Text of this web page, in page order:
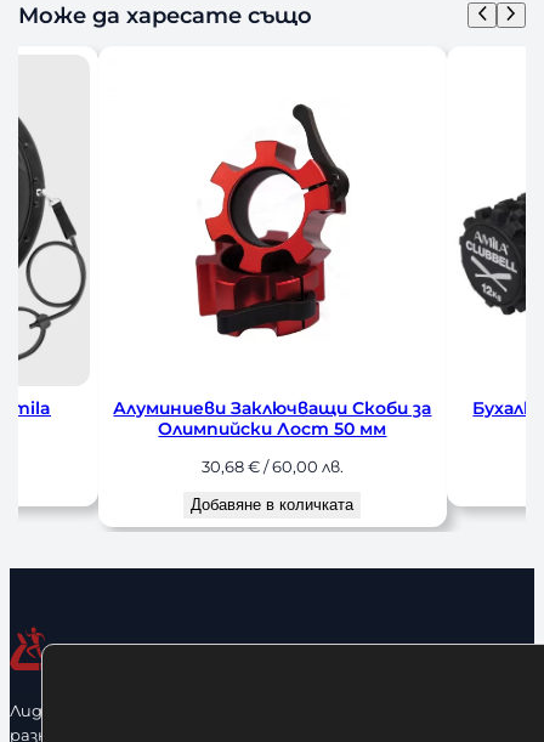
Може да харесате също
Алуминиеви Заключващи Скоби за
Олимпийски Лост 50 мм
30,68€/ 60,00 лв.
Добавяне в количката
Лидерфитнес е водещ вносител и представител на голямо
разнообразие от бойна екипировка, фитнес уреди и